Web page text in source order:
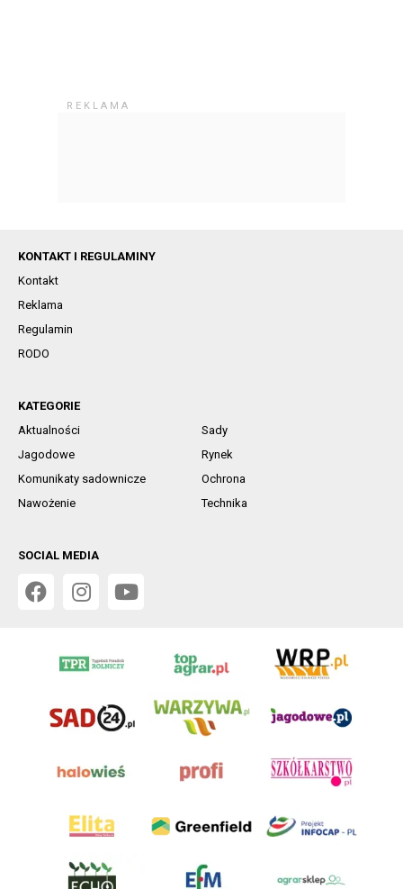
KONTAKT I REGULAMINY
Kontakt
Reklama
Regulamin
RODO
KATEGORIE
Aktualności
Sady
Jagodowe
Rynek
Komunikaty sadownicze
Ochrona
Nawożenie
Technika
SOCIAL MEDIA